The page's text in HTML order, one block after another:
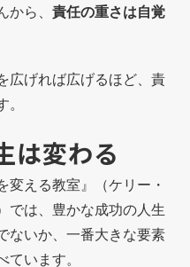
ら、 責任の重さは自覚
広げれば広げるほど、責
は変わる
変える教室』（ケリー・
では、豊かな成功の人生
ないか、一番大きな要素
います。